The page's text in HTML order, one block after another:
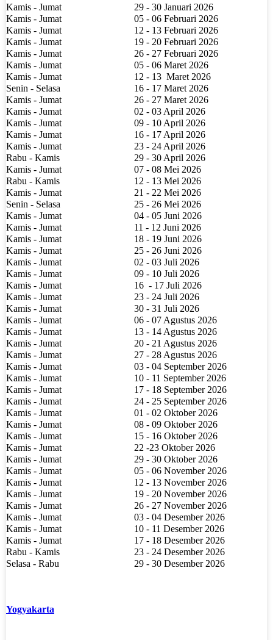
Kamis - Jumat
29 - 30 Januari 2026
Kamis - Jumat
05 - 06 Februari 2026
Kamis - Jumat
12 - 13 Februari 2026
Kamis - Jumat
19 - 20 Februari 2026
Kamis - Jumat
26 - 27 Februari 2026
Kamis - Jumat
05 - 06 Maret 2026
Kamis - Jumat
12 - 13 Maret 2026
Senin - Selasa
16 - 17 Maret 2026
Kamis - Jumat
26 - 27 Maret 2026
Kamis - Jumat
02 - 03 April 2026
Kamis - Jumat
09 - 10 April 2026
Kamis - Jumat
16 - 17 April 2026
Kamis - Jumat
23 - 24 April 2026
Rabu - Kamis
29 - 30 April 2026
Kamis - Jumat
07 - 08 Mei 2026
Rabu - Kamis
12 - 13 Mei 2026
Kamis - Jumat
21 - 22 Mei 2026
Senin - Selasa
25 - 26 Mei 2026
Kamis - Jumat
04 - 05 Juni 2026
Kamis - Jumat
11 - 12 Juni 2026
Kamis - Jumat
18 - 19 Juni 2026
Kamis - Jumat
25 - 26 Juni 2026
Kamis - Jumat
02 - 03 Juli 2026
Kamis - Jumat
09 - 10 Juli 2026
Kamis - Jumat
16 - 17 Juli 2026
Kamis - Jumat
23 - 24 Juli 2026
Kamis - Jumat
30 - 31 Juli 2026
Kamis - Jumat
06 - 07 Agustus 2026
Kamis - Jumat
13 - 14 Agustus 2026
Kamis - Jumat
20 - 21 Agustus 2026
Kamis - Jumat
27 - 28 Agustus 2026
Kamis - Jumat
03 - 04 September 2026
Kamis - Jumat
10 - 11 September 2026
Kamis - Jumat
17 - 18 September 2026
Kamis - Jumat
24 - 25 September 2026
Kamis - Jumat
01 - 02 Oktober 2026
Kamis - Jumat
08 - 09 Oktober 2026
Kamis - Jumat
15 - 16 Oktober 2026
Kamis - Jumat
22 -23 Oktober 2026
Kamis - Jumat
29 - 30 Oktober 2026
Kamis - Jumat
05 - 06 November 2026
Kamis - Jumat
12 - 13 November 2026
Kamis - Jumat
19 - 20 November 2026
Kamis - Jumat
26 - 27 November 2026
Kamis - Jumat
03 - 04 Desember 2026
Kamis - Jumat
10 - 11 Desember 2026
Kamis - Jumat
17 - 18 Desember 2026
Rabu - Kamis
23 - 24 Desember 2026
Selasa - Rabu
29 - 30 Desember 2026
Yogyakarta